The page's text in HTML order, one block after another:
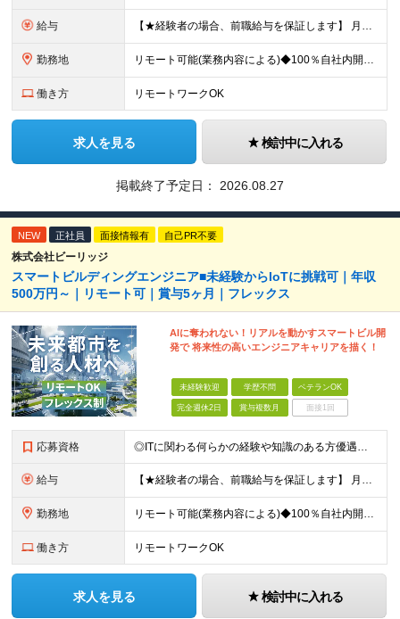
給与 【★経験者の場合、前職給与を保証します】 月給30万円以上＋賞与年2回（※5ヶ月分支給実績あり） ※上記は最低保証額です。 ご経験やスキルに応じて当社規定内で決定します ※試用期間3ヶ月間あり・労
勤務地 リモート可能(業務内容による)◆100％自社内開発 所在地：神奈川県横浜市港北区新横浜3-8-11 メットライフ新横浜ビル10F (変更の範囲)上記を除く当社関連勤務地 ※機器の導入立会いのため出
働き方 リモートワークOK
求人を見る 検討中に入れる
掲載終了予定日： 2026.08.27
NEW 正社員 面接情報有 自己PR不要
株式会社ビーリッジ
スマートビルディングエンジニア■未経験からIoTに挑戦可｜年収
500万円～｜リモート可｜賞与5ヶ月｜フレックス
AIに奪われない！リアルを動かすスマートビル開
発で 将来性の高いエンジニアキャリアを描く！
未経験歓迎 学歴不問 ベテランOK
完全週休2日 賞与複数月 面接1回
応募資格 ◎ITに関わる何らかの経験や知識のある方優遇！ ★20代～30代活躍中 ★未経験歓迎 ■学歴不問
給与 【★経験者の場合、前職給与を保証します】 月給30万円以上＋賞与年2回（※5ヶ月分支給実績あり） ※上記は最低保証額です。 ご経験やスキルに応じて当社規定内で決定します ※試用期間3ヶ月間あり・労
勤務地 リモート可能(業務内容による)◆100％自社内開発 所在地：神奈川県横浜市港北区新横浜3-8-11 メットライフ新横浜ビル10F (変更の範囲)上記を除く当社関連勤務地 ※機器の導入立会いのため出
働き方 リモートワークOK
求人を見る 検討中に入れる